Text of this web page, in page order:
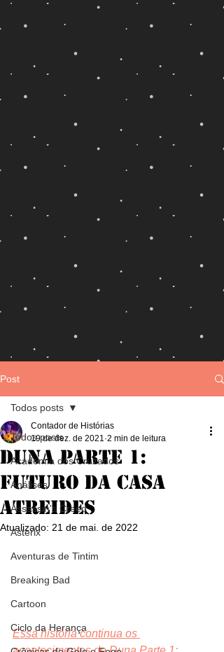
Post
Todos posts
Academia dos Cruzados
Análises
Assassin's Creed
Asterix
Aventuras de Tintim
Breaking Bad
Cartoon
Ciclo da Herança
Todos posts
Duna Parte 1:
Futuro da Casa
Atreides
Contador de Histórias
19 de dez. de 2021 2 min de leitura
Atualizado: 21 de mai. de 2022
Essa história continua os